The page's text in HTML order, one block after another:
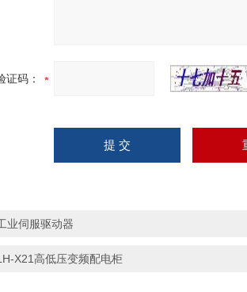
证码：
业伺服驱动器
X21高低压变频配电柜